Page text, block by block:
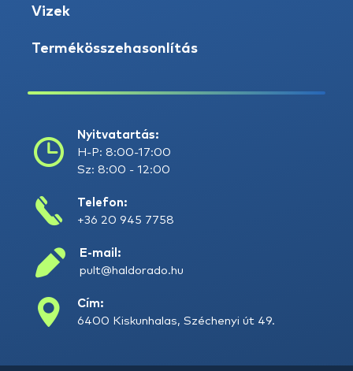
Vizek
Termékösszehasonlítás
Nyitvatartás:
H-P: 8:00-17:00
Sz: 8:00 - 12:00
Telefon:
+36 20 945 7758
E-mail:
pult@haldorado.hu
Cím:
6400 Kiskunhalas, Széchenyi út 49.